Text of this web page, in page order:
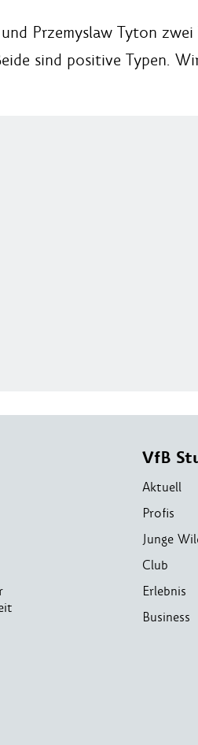
Przemyslaw Tyton
sind positive Typen.
VfB
Aktuell
Profis
Junge
Club
Erlebnis
Business